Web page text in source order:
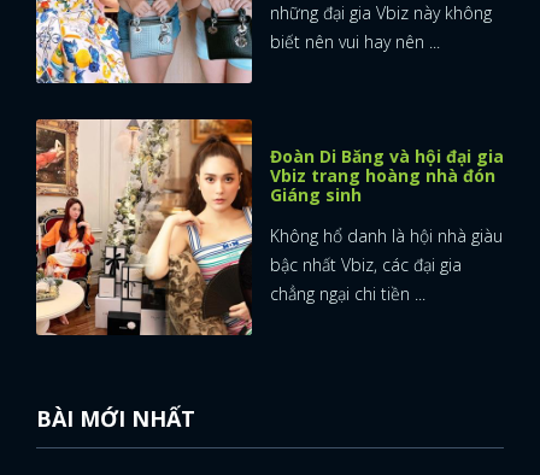
những đại gia Vbiz này không
biết nên vui hay nên ...
Đoàn Di Băng và hội đại gia
Vbiz trang hoàng nhà đón
Giáng sinh
Không hổ danh là hội nhà giàu
bậc nhất Vbiz, các đại gia
chẳng ngại chi tiền ...
BÀI MỚI NHẤT